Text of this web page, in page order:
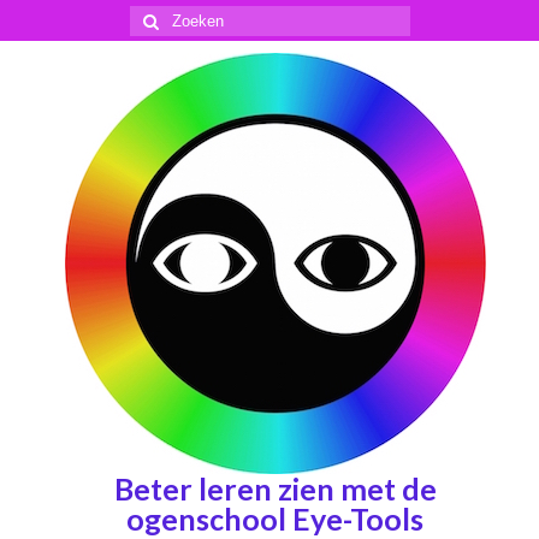
Zoeken
naar:
Beter leren zien met de
ogenschool Eye-Tools